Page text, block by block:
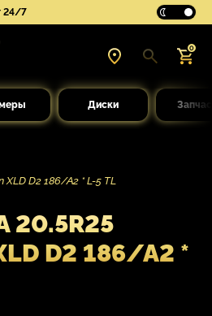
24/7
0
Диски
D2 186/A2 * L-5 TL
D2 186/A2 *